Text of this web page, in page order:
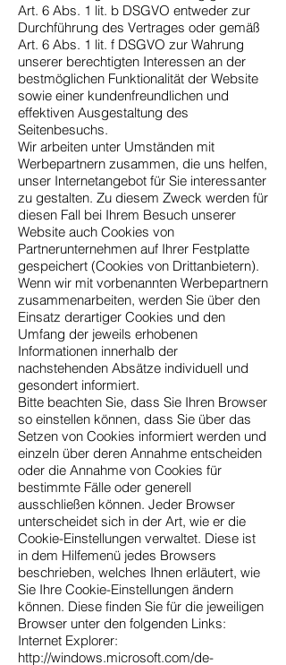
Art. 6 Abs. 1 lit. b DSGVO entweder zur
Durchführung des Vertrages oder gemäß
Art. 6 Abs. 1 lit. f DSGVO zur Wahrung
unserer berechtigten Interessen an der
bestmöglichen Funktionalität der Website
sowie einer kundenfreundlichen und
effektiven Ausgestaltung des
Seitenbesuchs.
Wir arbeiten unter Umständen mit
Werbepartnern zusammen, die uns helfen,
unser Internetangebot für Sie interessanter
zu gestalten. Zu diesem Zweck werden für
diesen Fall bei Ihrem Besuch unserer
Website auch Cookies von
Partnerunternehmen auf Ihrer Festplatte
gespeichert (Cookies von Drittanbietern).
Wenn wir mit vorbenannten Werbepartnern
zusammenarbeiten, werden Sie über den
Einsatz derartiger Cookies und den
Umfang der jeweils erhobenen
Informationen innerhalb der
nachstehenden Absätze individuell und
gesondert informiert.
Bitte beachten Sie, dass Sie Ihren Browser
so einstellen können, dass Sie über das
Setzen von Cookies informiert werden und
einzeln über deren Annahme entscheiden
oder die Annahme von Cookies für
bestimmte Fälle oder generell
ausschließen können. Jeder Browser
unterscheidet sich in der Art, wie er die
Cookie-Einstellungen verwaltet. Diese ist
in dem Hilfemenü jedes Browsers
beschrieben, welches Ihnen erläutert, wie
Sie Ihre Cookie-Einstellungen ändern
können. Diese finden Sie für die jeweiligen
Browser unter den folgenden Links:
Internet Explorer:
http://windows.microsoft.com/de-